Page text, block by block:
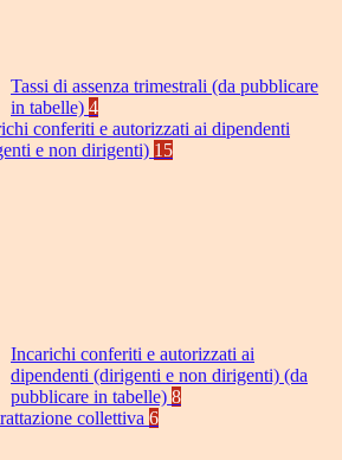
Tassi di assenza trimestrali (da pubblicare
in tabelle) 4
conferiti e autorizzati ai dipendenti
e non dirigenti) 15
Incarichi conferiti e autorizzati ai
dipendenti (dirigenti e non dirigenti) (da
pubblicare in tabelle) 8
collettiva 6